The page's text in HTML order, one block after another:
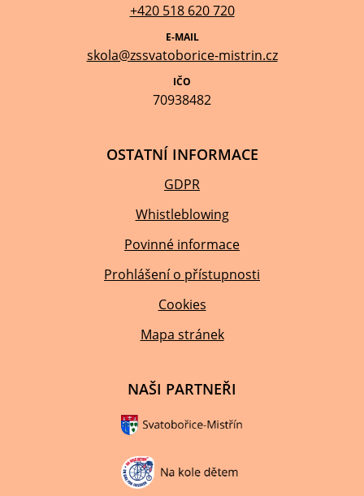
+420 518 620 720
E-MAIL
skola@zssvatoborice-mistrin.cz
IČO
70938482
OSTATNÍ INFORMACE
GDPR
Whistleblowing
Povinné informace
Prohlášení o přístupnosti
Cookies
Mapa stránek
NAŠI PARTNEŘI